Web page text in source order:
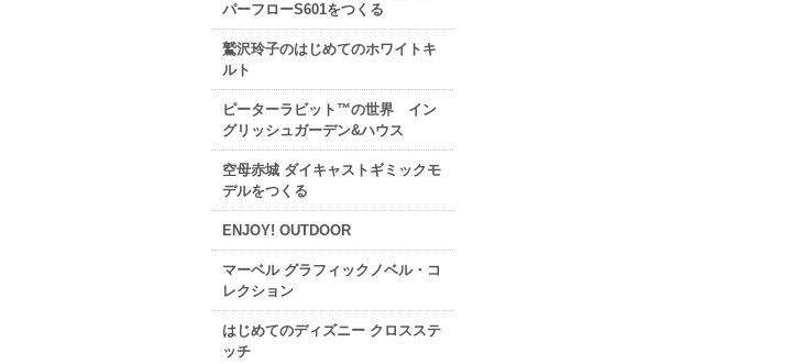
パーフローS601をつくる
鷲沢玲子のはじめてのホワイトキ
ルト
ピーターラビット™の世界 イン
グリッシュガーデン&ハウス
空母赤城 ダイキャストギミックモ
デルをつくる
ENJOY! OUTDOOR
マーベル グラフィックノベル・コ
レクション
はじめてのディズニー クロスステ
ッチ